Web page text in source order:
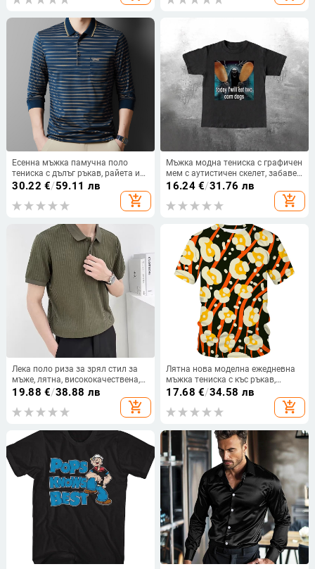
Есенна мъжка памучна поло
тениска с дълъг ръкав, райета и
поло яка
30.22 €/59.11 лв
add_shopping_cart
Мъжка модна тениска с графичен
мем с аутистичен скелет, забавен
аутизъм
16.24€/31.76 лв
add_shopping_cart
Лека поло риза за зрял стил за
мъже, лятна, висококачествена,
лека луксозна раирана ревера,
тениска с къс ръкав и прилепнал
топ
19.88 €/38.88 лв
add_shopping_cart
Лятна нова моделна ежедневна
мъжка тениска с къс ръкав,
улично облекло, морски живот,
3D дигитален принт, тениска
17.68 €/34.58 лв
add_shopping_cart